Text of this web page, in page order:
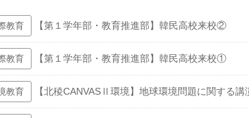
教育 【第１学年部・教育推進部】韓民高校来校②
教育 【第１学年部・教育推進部】韓民高校来校①
教育 【北稜CANVASⅡ環境】地球環境問題に関する講